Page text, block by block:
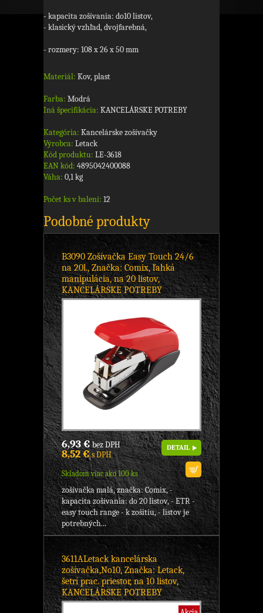
- kapacita zošívania: do10 listov,
- klasický vzhľad, dvojfarebná,
- rozmery: 108 x 26 x 50 mm
Materiál: Kov, plast
Farba: Modrá
Iná špecifikácia: KANCELÁRSKE POTREBY
Kategória: Kancelárske zošívačky
Výrobca: Letack
Kód produktu: LE-3618
EAN kód: 4895042400088
Váha: 0,1 kg
Počet ks v balení: 12
Podobné produkty
B3090 Zošívačka Easy Touch 24/6
na 20l., Značka: Comix, ľahká
manipulácia, na 20 listov,
KANCELÁRSKE POTREBY
6,93 €bez DPH
8,52 €s DPH
Skladom viac ako 100 ks
DETAIL
zošívačka malá, značka: Comix, -
kapacita zošívania: do 20 listov, - ETR -
easy touch range - k zošitiu, - listov je
potrebných...
3611ALetack kancelárska
zošívačka,No10, Značka: Letack,
šetrí prac. priestor, na 10 listov,
KANCELÁRSKE POTREBY